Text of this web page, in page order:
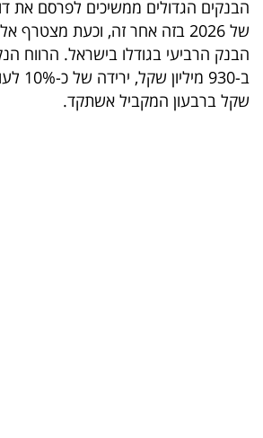
קריירה
ולימודים
מינויים
הבנקים הגדולים ממשיכים לפרסם את
של 2026 בזה אחר זה, וכעת מצטרף
הבנק הרביעי בגודלו בישראל. הרווח
שקל ברבעון המקביל אשתקד.